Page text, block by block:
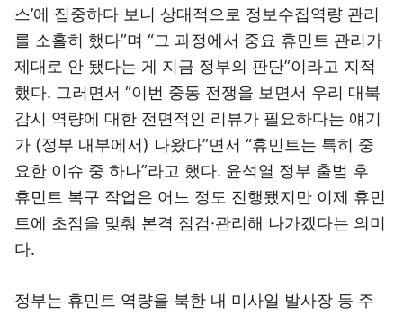
스’에 집중하다 보니 상대적으로 정보수집역량 관리
를 소홀히 했다”며 “그 과정에서 중요 휴민트 관리가
제대로 안 됐다는 게 지금 정부의 판단”이라고 지적
했다. 그러면서 “이번 중동 전쟁을 보면서 우리 대북
감시 역량에 대한 전면적인 리뷰가 필요하다는 얘기
가 (정부 내부에서) 나왔다”면서 “휴민트는 특히 중
요한 이슈 중 하나”라고 했다. 윤석열 정부 출범 후
휴민트 복구 작업은 어느 정도 진행됐지만 이제 휴민
트에 초점을 맞춰 본격 점검·관리해 나가겠다는 의미
다.
정부는 휴민트 역량을 북한 내 미사일 발사장 등 주